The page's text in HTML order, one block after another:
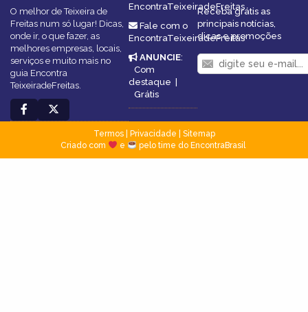
O melhor de Teixeira de
Freitas num só lugar! Dicas,
onde ir, o que fazer, as
melhores empresas, locais,
serviços e muito mais no
guia Encontra
TeixeiradeFreitas.
EncontraTeixeiradeFreitas
Fale com o
EncontraTeixeiradeFreitas
ANUNCIE:
Com
destaque |
Grátis
Receba grátis as
principais notícias,
dicas e promoções
Termos| Privacidade
Sitemap
Criado com
e pelo time do EncontraBrasil